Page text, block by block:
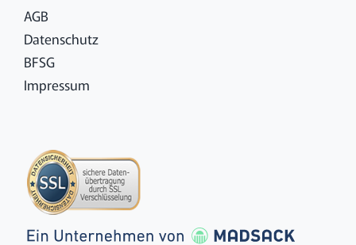
AGB
Datenschutz
BFSG
Impressum